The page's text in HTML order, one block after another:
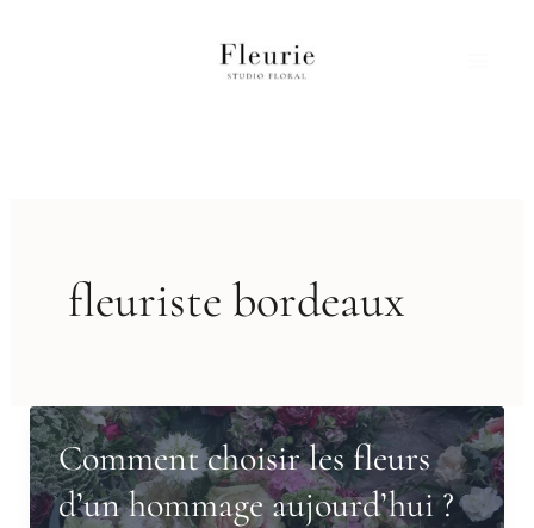
fleuriste bordeaux
Comment choisir les fleurs
d’un hommage aujourd’hui ?